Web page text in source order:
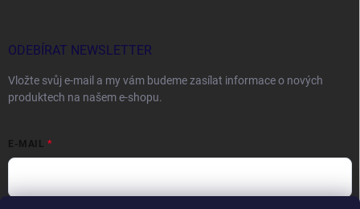
ODEBÍRAT NEWSLETTER
Vložte svůj e-mail a my vám budeme zasílat informace o nových
produktech na našem e-shopu.
E-MAIL